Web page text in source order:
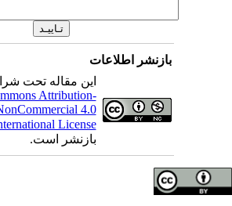
بازنشر اطلاعات
این مقاله تحت
Attribution-
NonCommercial 4.0
International License
بازنشر است.